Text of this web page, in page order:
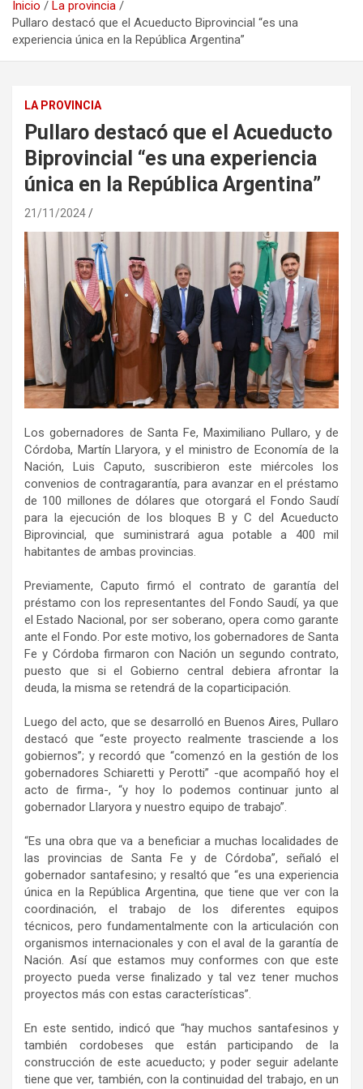
Inicio
La provincia
Pullaro destacó que el Acueducto Biprovincial “es una
experiencia única en la República Argentina”
LA PROVINCIA
Pullaro destacó que el Acueducto
Biprovincial “es una experiencia
única en la República Argentina”
21/11/2024
Los gobernadores de Santa Fe, Maximiliano Pullaro, y de
Córdoba, Martín Llaryora, y el ministro de Economía de la
Nación, Luis Caputo, suscribieron este miércoles los
convenios de contragarantía, para avanzar en el préstamo
de 100 millones de dólares que otorgará el Fondo Saudí
para la ejecución de los bloques B y C del Acueducto
Biprovincial, que suministrará agua potable a 400 mil
habitantes de ambas provincias.
Previamente, Caputo firmó el contrato de garantía del
préstamo con los representantes del Fondo Saudí, ya que
el Estado Nacional, por ser soberano, opera como garante
ante el Fondo. Por este motivo, los gobernadores de Santa
Fe y Córdoba firmaron con Nación un segundo contrato,
puesto que si el Gobierno central debiera afrontar la
deuda, la misma se retendrá de la coparticipación.
Luego del acto, que se desarrolló en Buenos Aires, Pullaro
destacó que “este proyecto realmente trasciende a los
gobiernos”; y recordó que “comenzó en la gestión de los
gobernadores Schiaretti y Perotti” -que acompañó hoy el
acto de firma-, “y hoy lo podemos continuar junto al
gobernador Llaryora y nuestro equipo de trabajo”.
“Es una obra que va a beneficiar a muchas localidades de
las provincias de Santa Fe y de Córdoba”, señaló el
gobernador santafesino; y resaltó que “es una experiencia
única en la República Argentina, que tiene que ver con la
coordinación, el trabajo de los diferentes equipos
técnicos, pero fundamentalmente con la articulación con
organismos internacionales y con el aval de la garantía de
Nación. Así que estamos muy conformes con que este
proyecto pueda verse finalizado y tal vez tener muchos
proyectos más con estas características”.
En este sentido, indicó que “hay muchos santafesinos y
también cordobeses que están participando de la
construcción de este acueducto; y poder seguir adelante
tiene que ver, también, con la continuidad del trabajo, en un